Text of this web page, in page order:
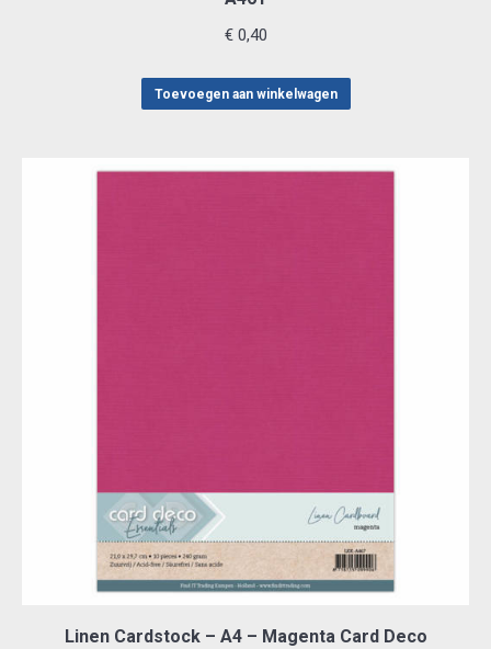
€0,40
Toevoegen aan winkelwagen
Linen Cardstock – A4 – Magenta Card Deco